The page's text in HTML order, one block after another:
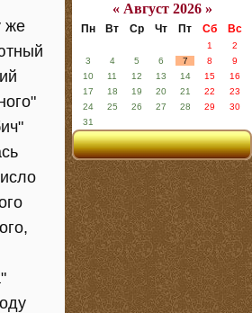
же
« Август 2026 »
Пн Вт Ср Чт Пт Сб Вс
1
2
3
4 5 6 7 8
9
10
11 12 13 14 15
16
17
18 19 20 21 22
23
24
25 26 27 28 29
30
31